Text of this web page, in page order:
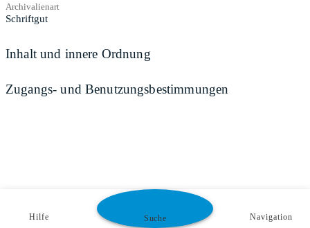
Archivalienart
Schriftgut
Inhalt und innere Ordnung
Zugangs- und Benutzungsbestimmungen
Hilfe Suche Navigation